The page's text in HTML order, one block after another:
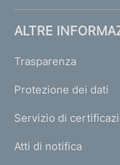
ALTRE
Trasparenza
Protezione dei dati
Servizio di
Atti di notifica